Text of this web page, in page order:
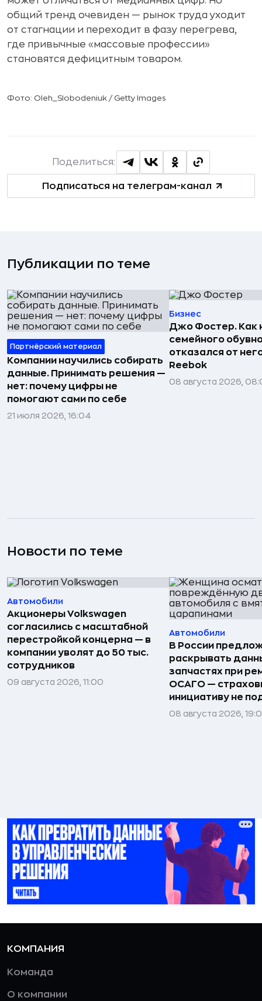
общий тренд очевиден — рынок труда уходит
от стагнации и переходит в фазу перегрева,
где привычные «массовые профессии»
становятся дефицитным товаром.
Фото: Oleh_Slobodeniuk / Getty Images
Подписаться на телеграм-канал
Поделиться:
Публикации по теме
Партнёрский материал
Компании научились собирать
данные. Принимать решения —
нет: почему цифры не
помогают сами по себе
21 июля 2026, 16:04
Бизнес
Джо Фостер. Как
семейного
отказался от
Reebok
08 августа 2026,
Новости по теме
Автомобили
Акционеры Volkswagen
согласились с масштабной
перестройкой концерна — в
компании уволят до 50 тыс.
сотрудников
09 августа 2026, 11:00
Автомобили
В России
раскрывать
запчастях при
ОСАГО —
инициативу не
08 августа 2026,
КОМПАНИЯ
Команда
О компании